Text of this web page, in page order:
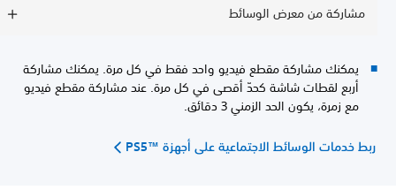
مشاركة من معرض الوسائط
يمكنك مشاركة مقطع فيديو واحد فقط في كل مرة. يمكنك مشاركة
أربع لقطات شاشة كحدّ أقصى في كل مرة. عند مشاركة مقطع فيديو
مع زمرة، يكون الحد الزمني 3 دقائق.
ربط خدمات الوسائط الاجتماعية على أجهزة PS5™‎